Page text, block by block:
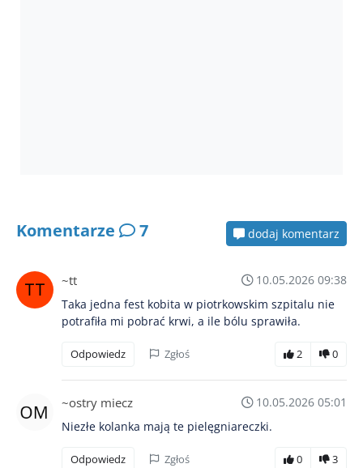
Komentarze 7 dodaj komentarz
~tt
10.05.2026 09:38
Taka jedna fest kobita w piotrkowskim szpitalu nie
potrafiła mi pobrać krwi, a ile bólu sprawiła.
Odpowiedz Zgłoś 2 0
~ostry miecz
10.05.2026 05:01
Niezłe kolanka mają te pielęgniareczki.
Odpowiedz Zgłoś 0 3